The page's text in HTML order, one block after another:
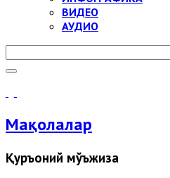
ВИДЕО
АУДИО
Мақолалар
Қуръоний мўъжиза